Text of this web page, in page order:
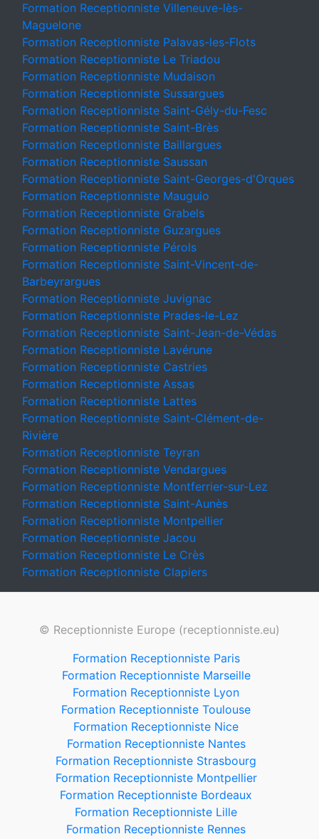
Formation Receptionniste Villeneuve-lès-
Maguelone
Formation Receptionniste Palavas-les-Flots
Formation Receptionniste Le Triadou
Formation Receptionniste Mudaison
Formation Receptionniste Sussargues
Formation Receptionniste Saint-Gély-du-Fesc
Formation Receptionniste Saint-Brès
Formation Receptionniste Baillargues
Formation Receptionniste Saussan
Formation Receptionniste Saint-Georges-d'Orques
Formation Receptionniste Mauguio
Formation Receptionniste Grabels
Formation Receptionniste Guzargues
Formation Receptionniste Pérols
Formation Receptionniste Saint-Vincent-de-
Barbeyrargues
Formation Receptionniste Juvignac
Formation Receptionniste Prades-le-Lez
Formation Receptionniste Saint-Jean-de-Védas
Formation Receptionniste Lavérune
Formation Receptionniste Castries
Formation Receptionniste Assas
Formation Receptionniste Lattes
Formation Receptionniste Saint-Clément-de-
Rivière
Formation Receptionniste Teyran
Formation Receptionniste Vendargues
Formation Receptionniste Montferrier-sur-Lez
Formation Receptionniste Saint-Aunès
Formation Receptionniste Montpellier
Formation Receptionniste Jacou
Formation Receptionniste Le Crès
Formation Receptionniste Clapiers
© Receptionniste Europe (receptionniste.eu)
Formation Receptionniste Paris
Formation Receptionniste Marseille
Formation Receptionniste Lyon
Formation Receptionniste Toulouse
Formation Receptionniste Nice
Formation Receptionniste Nantes
Formation Receptionniste Strasbourg
Formation Receptionniste Montpellier
Formation Receptionniste Bordeaux
Formation Receptionniste Lille
Formation Receptionniste Rennes